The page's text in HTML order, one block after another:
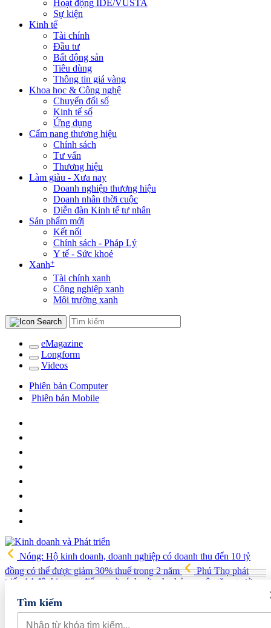
Hoạt động IDE/VUSTA
Sự kiện
Kinh tế
Tài chính
Đầu tư
Bất động sản
Tiêu dùng
Thông tin giá vàng
Khoa học & Công nghệ
Chuyển đổi số
Kinh tế số
Ứng dụng
Cẩm nang thương hiệu
Chính sách
Tư vấn
Thương hiệu
Làm giàu - Xưa nay
Doanh nghiệp thương hiệu
Doanh nhân thời cuộc
Diễn đàn Kinh tế tư nhân
Sản phẩm mới
Kết nối
Chính sách - Pháp Lý
Y tế - Sức khoẻ
Xanh+
Tài chính xanh
Công nghiệp xanh
Môi trường xanh
eMagazine
Longform
Videos
Phiên bản Computer
Phiên bản Mobile
Nóng: Hộ kinh doanh, doanh nghiệp có doanh thu đến 10 tỷ
đồng có thể được giảm 30% thuế trong 2 năm
Phú Thọ phát
triển 14 đô thị trọng điểm, mở cánh cửa cho kỷ nguyên tăng trưởng
Vua quạt Trần Đình Tiệp: Từ bán quạt đến TikToker nổi
tiếng và vướng vòng lao lý
Vietnam Sport Show 2026 quy tụ
520 gian hàng, thúc đẩy kết nối ngành thể thao Việt Nam với thế
Tìm kiếm